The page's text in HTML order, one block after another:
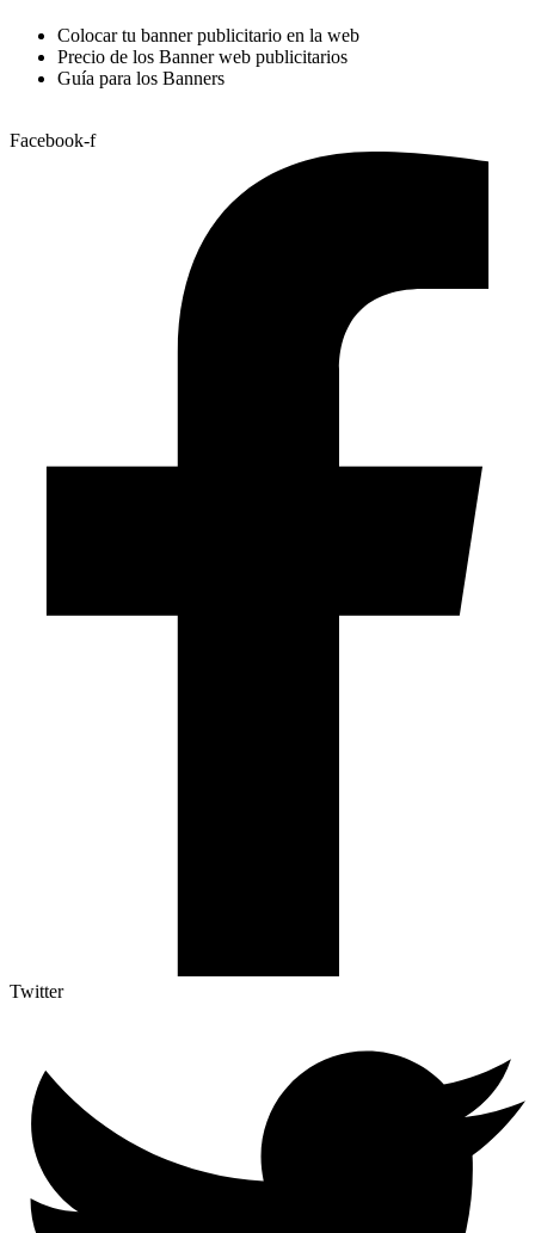
Colocar tu banner publicitario en la web
Precio de los Banner web publicitarios
Guía para los Banners
Facebook-f
Twitter